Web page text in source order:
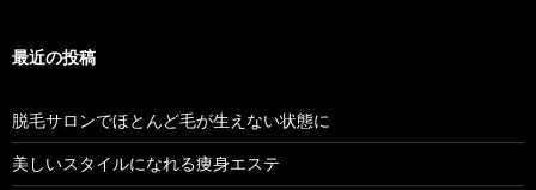
最近の投稿
脱毛サロンでほとんど毛が生えない状態に
美しいスタイルになれる痩身エステ